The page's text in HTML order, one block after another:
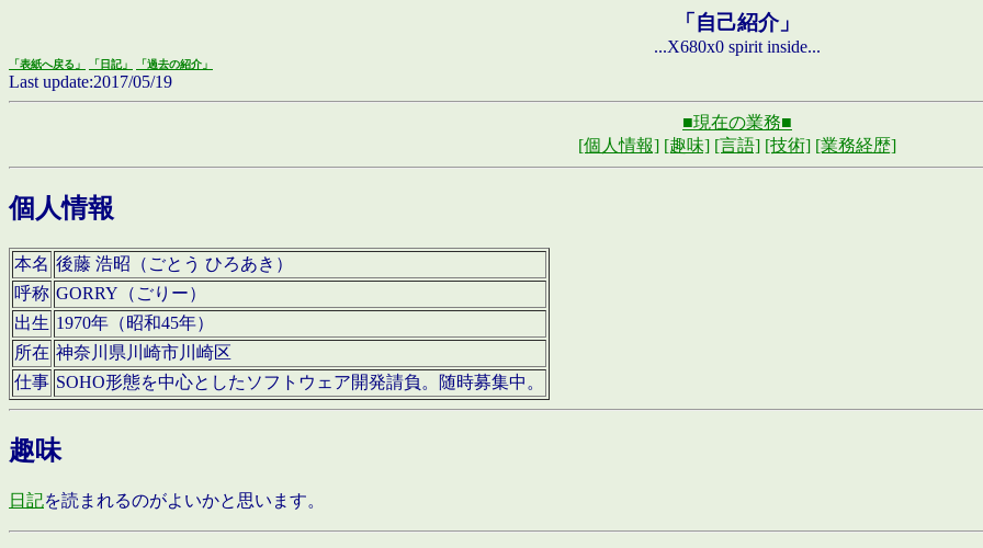
「自己紹介」
...X680x0 spirit inside...
「表紙へ戻る」 「日記」 「過去の紹介」
Last update:2017/05/19
■現在の業務■
[個人情報] [趣味] [言語] [技術] [業務経歴]
個人情報
本名 後藤 浩昭（ごとう ひろあき）
呼称 GORRY（ごりー）
出生 1970年（昭和45年）
所在 神奈川県川崎市川崎区
仕事 SOHO形態を中心としたソフトウェア開発請負。随時募集中。
趣味
日記を読まれるのがよいかと思います。